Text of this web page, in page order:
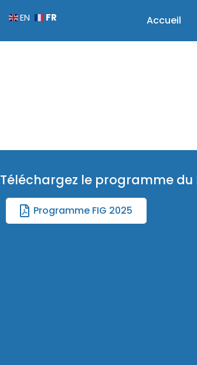
Accueil
Téléchargez le programme du
Programme FIG 2025
EN FR